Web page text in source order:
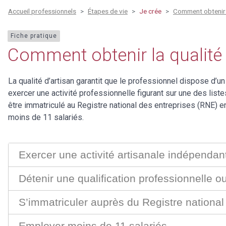
Accueil professionnels Étapes de vie Je crée Comment
Fiche pratique
Comment obtenir la qualité
La qualité d’artisan garantit que le professionnel dispose
exercer une activité professionnelle figurant sur une des
être immatriculé au Registre national des entreprises (RNE)
moins de 11 salariés.
Exercer une activité artisanale
Détenir une qualification professionnelle
S’immatriculer auprès du Registre